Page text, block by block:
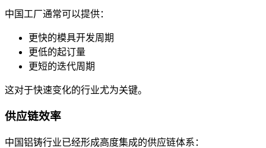
中国工厂通常可以提供：
更快的模具开发周期
更低的起订量
更短的迭代周期
这对于快速变化的行业尤为关键。
供应链效率
中国铝铸行业已经形成高度集成的供应链体系：